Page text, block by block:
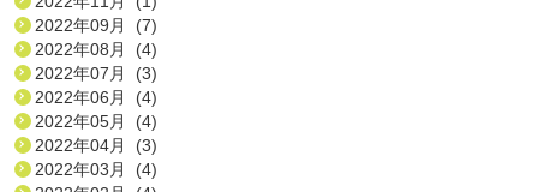
2022年09月 (7)
2022年08月 (4)
2022年07月 (3)
2022年06月 (4)
2022年05月 (4)
2022年04月 (3)
2022年03月 (4)